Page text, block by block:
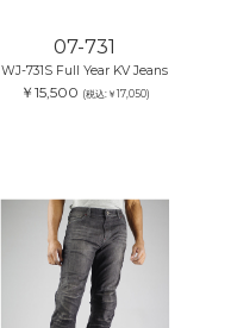
07-731
WJ-731S Full Year KV Jeans
￥15,500 (税込:￥17,050)